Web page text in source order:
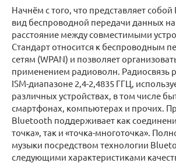
Начнём с того, что представляет
вид беспроводной передачи данных
расстояние между совместимыми
Стандарт относится к беспроводным
сетям (WPAN) и позволяет
применением радиоволн. Радиосвязь
ISM-диапазоне 2,4-2,4835 ГГЦ,
различных устройствах, в том числе
смартфонах, компьютерах и прочих.
Bluetooth поддерживает как
точка», так и «точка-многоточка».
музыки посредством технологии
следующими характеристиками